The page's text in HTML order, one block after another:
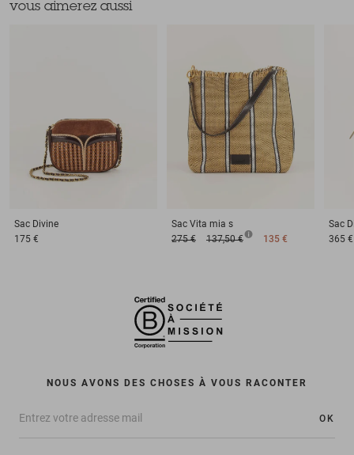
vous aimerez aussi
Sac Divine
175 €
Sac Vita mia s
275 €
137,50 € 135 €
Sac
365 €
NOUS AVONS DES CHOSES À VOUS RACONTER
OK